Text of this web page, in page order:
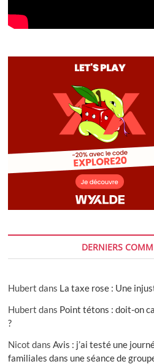
DERNIERS
Hubert dans La taxe rose : Une
Hubert dans Point tétons : doit-on
?
Nicot dansAvis : j’ai testé une
familiales dans une séance de